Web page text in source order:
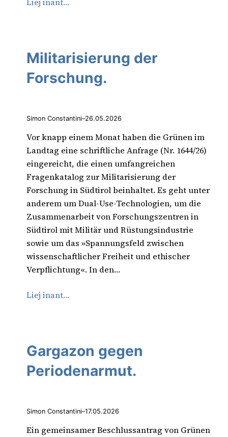
Militarisierung der
Forschung.
Simon Constantini–26.05.2026
Vor knapp einem Monat haben die Grünen im
Landtag eine schriftliche Anfrage (Nr. 1644/26)
eingereicht, die einen umfangreichen
Fragenkatalog zur Militarisierung der
Forschung in Südtirol beinhaltet. Es geht unter
anderem um Dual-Use-Technologien, um die
Zusammenarbeit von Forschungszentren in
Südtirol mit Militär und Rüstungsindustrie
sowie um das »Spannungsfeld zwischen
wissenschaftlicher Freiheit und ethischer
Verpflichtung«. In den…
Liej inant…
Gargazon gegen
Periodenarmut.
Simon Constantini–17.05.2026
Ein gemeinsamer Beschlussantrag von Grünen